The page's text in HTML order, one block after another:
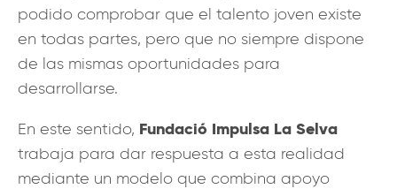
podido comprobar que el talento joven existe
en todas partes, pero que no siempre dispone
de las mismas oportunidades para
desarrollarse.
En este sentido, Fundació Impulsa La Selva
trabaja para dar respuesta a esta realidad
mediante un modelo que combina apoyo